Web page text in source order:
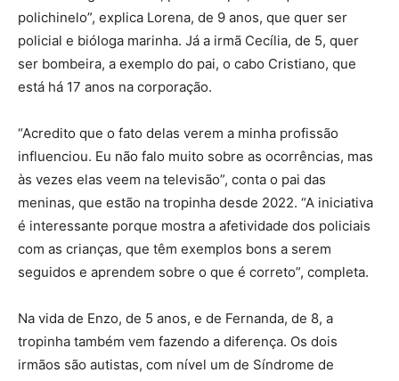
polichinelo”, explica Lorena, de 9 anos, que quer ser
policial e bióloga marinha. Já a irmã Cecília, de 5, quer
ser bombeira, a exemplo do pai, o cabo Cristiano, que
está há 17 anos na corporação.
“Acredito que o fato delas verem a minha profissão
influenciou. Eu não falo muito sobre as ocorrências, mas
às vezes elas veem na televisão”, conta o pai das
meninas, que estão na tropinha desde 2022. “A iniciativa
é interessante porque mostra a afetividade dos policiais
com as crianças, que têm exemplos bons a serem
seguidos e aprendem sobre o que é correto”, completa.
Na vida de Enzo, de 5 anos, e de Fernanda, de 8, a
tropinha também vem fazendo a diferença. Os dois
irmãos são autistas, com nível um de Síndrome de